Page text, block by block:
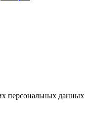
персональных данных